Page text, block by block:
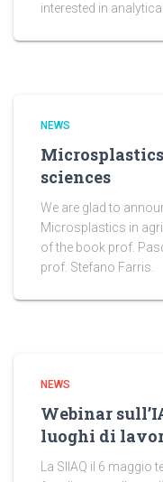
interested in
NEWS
sciences
We are glad to
Microsplastics in
of the book prof.
prof. Stefano Farris.
NEWS
Webinar
luoghi di
La SIIAQ il 6